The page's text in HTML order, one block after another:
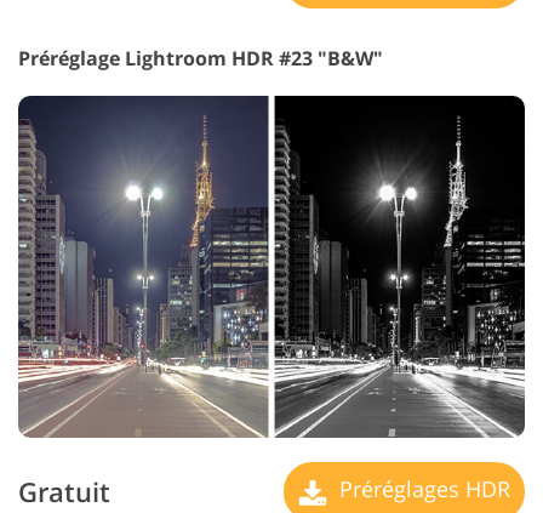
Préréglage Lightroom HDR #23 "B&W"
Gratuit Préréglages HDR